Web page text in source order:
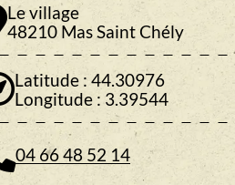
Le village
48210 Mas Saint Chély
Latitude : 44.30976
Longitude : 3.39544
04 66 48 52 14